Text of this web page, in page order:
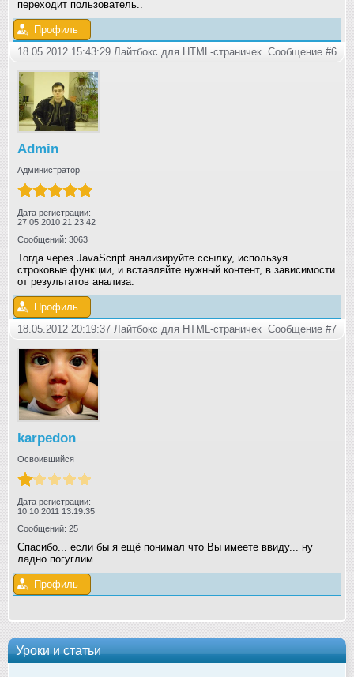
Уроки и статьи
переходит пользователь..
Профиль
18.05.2012 15:43:29 Лайтбокс для HTML-страничек Сообщение #6
Admin
Администратор
Дата регистрации:
27.05.2010 21:23:42
Сообщений: 3063
Тогда через JavaScript анализируйте ссылку, используя
строковые функции, и вставляйте нужный контент, в зависимости
от результатов анализа.
Профиль
18.05.2012 20:19:37 Лайтбокс для HTML-страничек Сообщение #7
karpedon
Освоившийся
Дата регистрации:
10.10.2011 13:19:35
Сообщений: 25
Спасибо... если бы я ещё понимал что Вы имеете ввиду... ну
ладно погуглим...
Профиль